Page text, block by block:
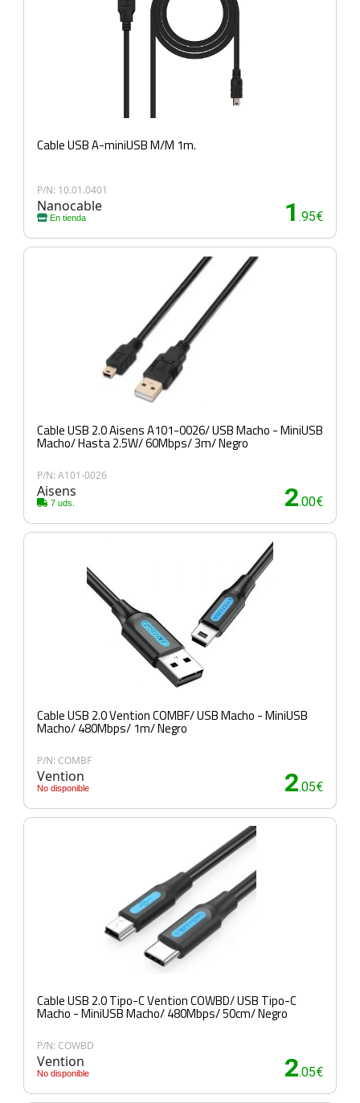
Cable USB A-miniUSB M/M 1m.
P/N: 10.01.0401
Nanocable
En tienda 1 .95€
Cable USB 2.0 Aisens A101-0026/ USB Macho - MiniUSB
Macho/ Hasta 2.5W/ 60Mbps/ 3m/ Negro
P/N: A101-0026
Aisens
7 uds. 2.00€
Cable USB 2.0 Vention COMBF/ USB Macho - MiniUSB
Macho/ 480Mbps/ 1m/ Negro
P/N: COMBF
Vention
No disponible 2.05€
Cable USB 2.0 Tipo-C Vention COWBD/ USB Tipo-C
Macho - MiniUSB Macho/ 480Mbps/ 50cm/ Negro
P/N: COWBD
Vention
No disponible 2.05€